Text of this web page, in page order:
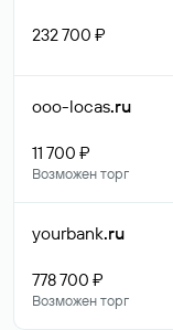
232 700 ₽
ooo-locas.ru
11 700 ₽
Возможен торг
yourbank.ru
778 700 ₽
Возможен торг